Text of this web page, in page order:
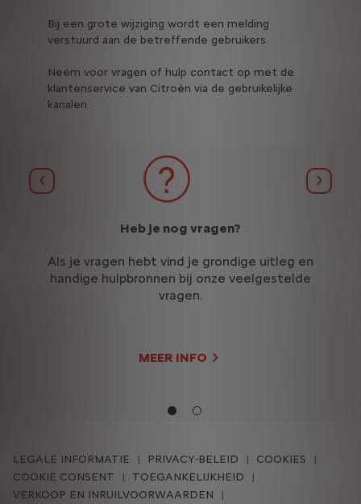
Bij een grote wijziging wordt een melding
verstuurd aan de betreffende gebruikers.
Neem voor vragen of hulp contact op met de
klantenservice van Citroën via de gebruikelijke
kanalen.
Vorige
Heb je nog vragen?
Als je vragen hebt vind je grondige uitleg en
handige hulpbronnen bij onze veelgestelde
vragen.
MEER INFO
LEGALE INFORMATIE PRIVACY-BELEID
COOKIES
COOKIE CONSENT
TOEGANKELIJKHEID
VERKOOP EN INRUILVOORWAARDEN